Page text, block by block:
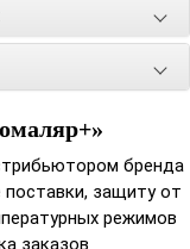
20 минут
слоя
под давлением 3-4
минут. Вязкость
бренда
защиту от
режимов
заказов